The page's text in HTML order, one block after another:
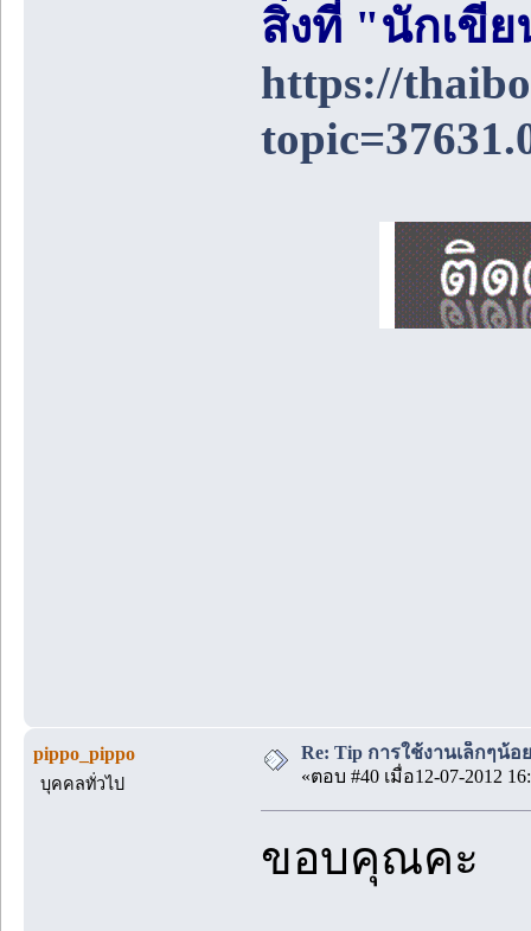
สิ่งที่ "นักเขี
https://
pippo_pippo
บุคคลทั่วไป
Re: Tip การใช้งานเล็กๆน้อ
«ตอบ #40 เมื่อ12-07-2012
ขอบคุณคะ